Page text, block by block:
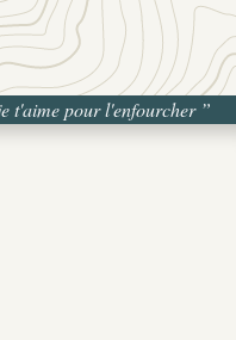
t'aime pour l'enfourcher”